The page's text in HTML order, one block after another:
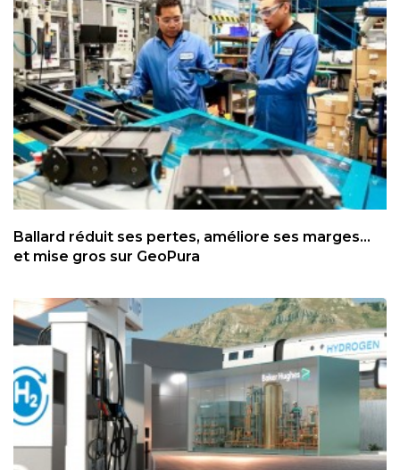
Ballard réduit ses pertes, améliore ses marges...
et mise gros sur GeoPura